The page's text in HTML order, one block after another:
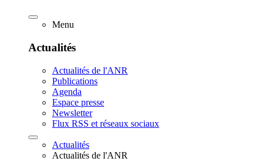
Menu
Actualités
Actualités de l'ANR
Publications
Agenda
Espace presse
Newsletter
Flux RSS et réseaux sociaux
Actualités
Actualités de l'ANR